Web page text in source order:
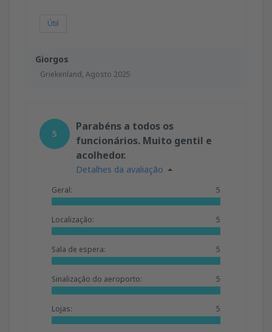
Giorgos
Griekenland, Agosto 2025
Útil
5
Parabéns a todos os
funcionários. Muito gentil e
acolhedor.
Detalhes da avaliação
Geral: 5
Localização: 5
Sala de espera: 5
Sinalização do aeroporto: 5
Lojas: 5